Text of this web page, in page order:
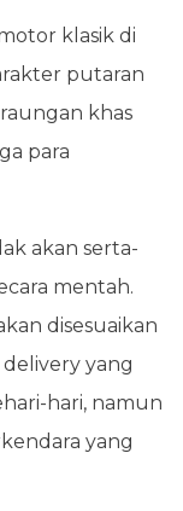
klasik di
putaran
khas
para
akan serta-
mentah.
disesuaikan
yang
hari, namun
yang